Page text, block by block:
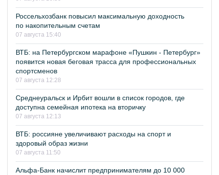
Россельхозбанк повысил максимальную доходность
по накопительным счетам
07 августа 15:40
ВТБ: на Петербургском марафоне «Пушкин - Петербург»
появится новая беговая трасса для профессиональных
спортсменов
07 августа 12:28
Среднеуральск и Ирбит вошли в список городов, где
доступна семейная ипотека на вторичку
07 августа 12:13
ВТБ: россияне увеличивают расходы на спорт и
здоровый образ жизни
07 августа 11:50
Альфа-Банк начислит предпринимателям до 10 000